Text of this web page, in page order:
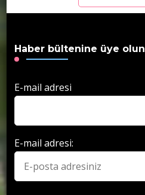
Haber bültenine üye olun
E-mail adresi
E-mail adresi: